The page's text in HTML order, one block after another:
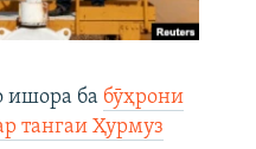
ишора ба бӯҳрони
тангаи Ҳурмуз